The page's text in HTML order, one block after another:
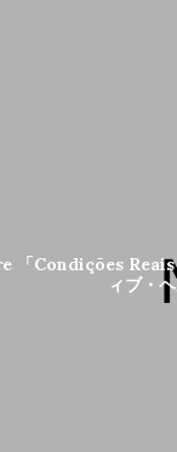
「Condições
ィブ・